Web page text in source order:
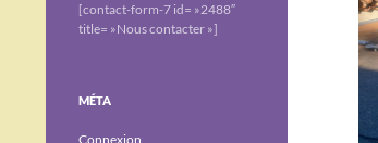
[contact-form-7 id= »2488″
title= »Nous contacter »]
MÉTA
Connexion